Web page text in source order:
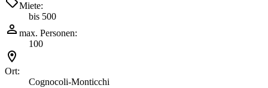
Miete:
bis 500
max. Personen:
100
Ort:
Cognocoli-Monticchi